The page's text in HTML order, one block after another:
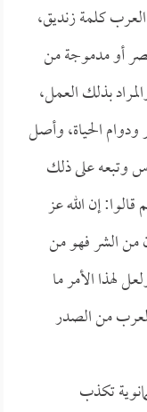
كلمة زنديق،
أو مدموجة من
بذلك العمل،
ودوام الحياة، وأصل
وتبعه على ذلك
إن الله عز
من الشر فهو من
لهذا الأمر ما
من الصدر
تكذب